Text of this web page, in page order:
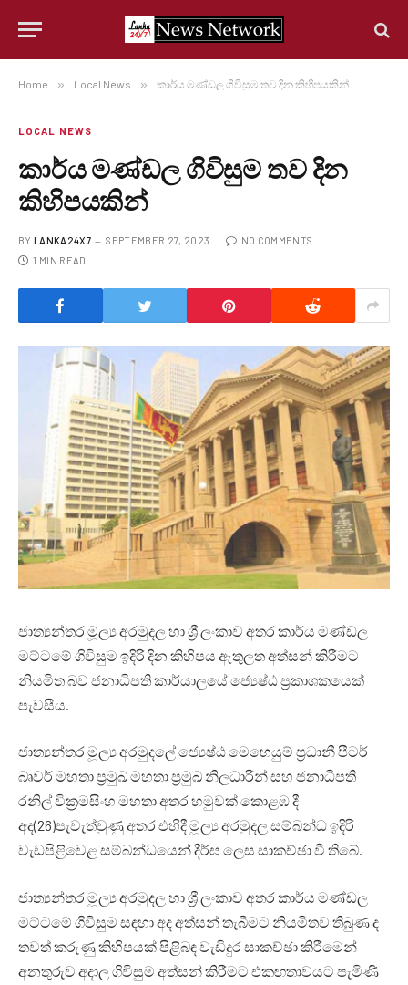
Home » Local News » කාර්ය මණ්ඩල ගිවිසුම තව දින කිහිපයකින්
LOCAL NEWS
කාර්ය මණ්ඩල ගිවිසුම තව දින
කිහිපයකින්
BY LANKA24X7 SEPTEMBER 27, 2023
NO COMMENTS
1 MIN READ
ජාත්‍යන්තර මූල්‍ය අරමුදල හා ශ්‍රී ලංකාව අතර කාර්ය මණ්ඩල
මට්ටමේ ගිවිසුම ඉදිරි දින කිහිපය ඇතුලත අත්සන් කිරීමට
නියමිත බව ජනාධිපති කාර්යාලයේ ජ්‍යෙෂ්ඨ ප්‍රකාශකයෙක්
පැවසීය.
ජාත්‍යන්තර මූල්‍ය අරමුදලේ ජ්‍යෙෂ්ඨ මෙහෙයුම් ප්‍රධානී පීටර්
බෘවර් මහතා ප්‍රමුඛ මහතා ප්‍රමුඛ නිලධාරීන් සහ ජනාධිපති
රනිල් වික්‍රමසිංහ මහතා අතර හමුවක් කොළඹ දී
අද(26)පැවැත්වුණු අතර එහිදී මූල්‍ය අරමුදල සම්බන්ධ ඉදිරි
වැඩපිළිවෙළ සම්බන්ධයෙන් දීර්ඝ ලෙස සාකච්ඡා වී තිබේ.
ජාත්‍යන්තර මූල්‍ය අරමුදල හා ශ්‍රී ලංකාව අතර කාර්ය මණ්ඩල
මට්ටමේ ගිවිසුම සඳහා අද අත්සන් තැබීමට නියමිතව තිබුණ ද
තවත් කරුණු කිහිපයක් පිළිබඳ වැඩිදුර සාකච්ඡා කිරීමෙන්
අනතුරුව අදාල ගිවිසුම අත්සන් කිරීමට එකඟතාවයට පැමිණි